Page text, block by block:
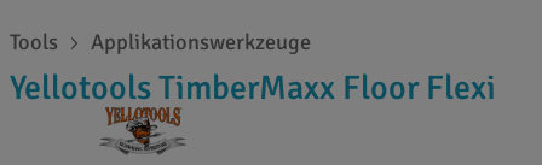
Tools Applikationswerkzeuge
Yellotools TimberMaxx Floor Flexi